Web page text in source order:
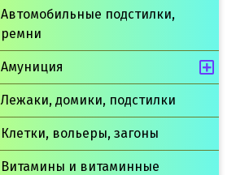
Автомобильные подстилки,
ремни
Амуниция
Лежаки, домики, подстилки
Клетки, вольеры, загоны
Витамины и витаминные
11см
шт
В корзину